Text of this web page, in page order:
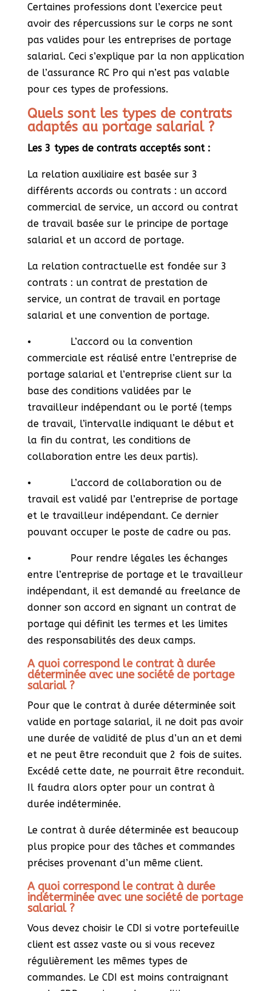
Certaines professions dont l’exercice peut
avoir des répercussions sur le corps ne sont
pas valides pour les entreprises de portage
salarial. Ceci s’explique par la non application
de l’assurance RC Pro qui n’est pas valable
pour ces types de professions.
Quels sont les types de contrats
adaptés au portage salarial ?
Les 3 types de contrats acceptés sont :
La relation auxiliaire est basée sur 3
différents accords ou contrats : un accord
commercial de service, un accord ou contrat
de travail basée sur le principe de portage
salarial et un accord de portage.
La relation contractuelle est fondée sur 3
contrats : un contrat de prestation de
service, un contrat de travail en portage
salarial et une convention de portage.
⦁ L’accord ou la convention
commerciale est réalisé entre l’entreprise de
portage salarial et l’entreprise client sur la
base des conditions validées par le
travailleur indépendant ou le porté (temps
de travail, l’intervalle indiquant le début et
la fin du contrat, les conditions de
collaboration entre les deux partis).
⦁ L’accord de collaboration ou de
travail est validé par l’entreprise de portage
et le travailleur indépendant. Ce dernier
pouvant occuper le poste de cadre ou pas.
⦁ Pour rendre légales les échanges
entre l’entreprise de portage et le travailleur
indépendant, il est demandé au freelance de
donner son accord en signant un contrat de
portage qui définit les termes et les limites
des responsabilités des deux camps.
A quoi correspond le contrat à durée
déterminée avec une société de portage
salarial ?
Pour que le contrat à durée déterminée soit
valide en portage salarial, il ne doit pas avoir
une durée de validité de plus d’un an et demi
et ne peut être reconduit que 2 fois de suites.
Excédé cette date, ne pourrait être reconduit.
Il faudra alors opter pour un contrat à
durée indéterminée.
Le contrat à durée déterminée est beaucoup
plus propice pour des tâches et commandes
précises provenant d’un même client.
A quoi correspond le contrat à durée
indéterminée avec une société de portage
salarial ?
Vous devez choisir le CDI si votre portefeuille
client est assez vaste ou si vous recevez
régulièrement les mêmes types de
commandes. Le CDI est moins contraignant